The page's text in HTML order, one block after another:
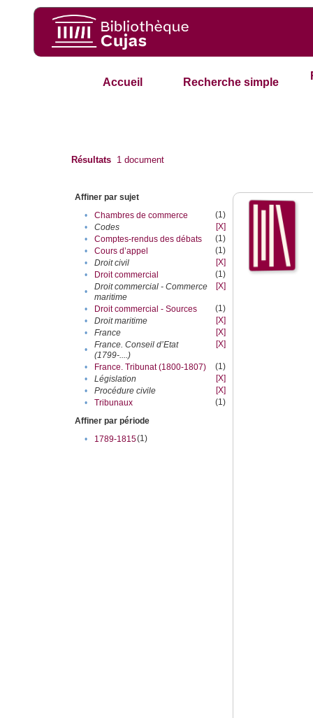
Accueil Recherche simple
Résultats 1 document
Affiner par sujet
•
Chambres de commerce
(1)
•
Codes
[X]
•
Comptes-rendus des débats
(1)
•
Cours d’appel
(1)
•
Droit civil
[X]
•
Droit commercial
(1)
•
Droit commercial - Commerce
maritime
[X]
• Droit commercial - Sources
(1)
•
Droit maritime
[X]
•
France
[X]
•
France. Conseil d’Etat
(1799-....)
[X]
• France. Tribunat (1800-1807)
(1)
•
Législation
[X]
•
Procédure civile
[X]
•
Tribunaux
(1)
Affiner par période
•
1789-1815(1)